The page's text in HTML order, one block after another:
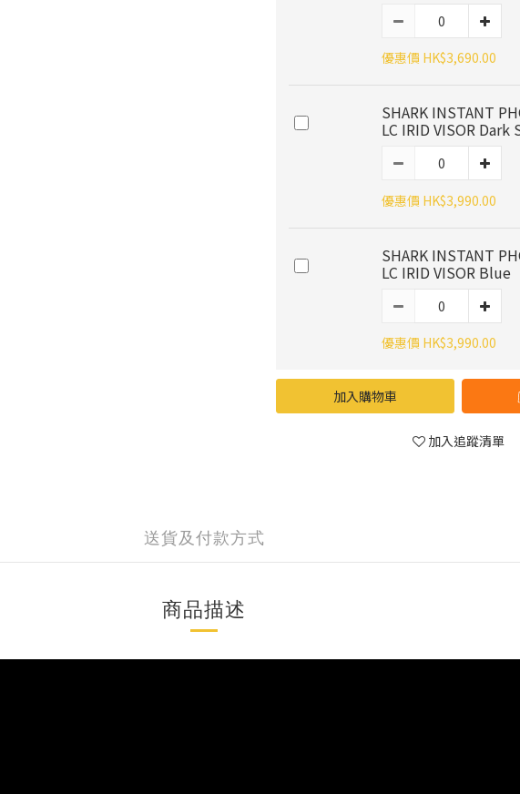
優惠價 HK$3,690.00
SHARK INSTANT
LC IRID VISOR Dark
優惠價 HK$3,990.00
SHARK INSTANT
LC IRID VISOR Blue
優惠價 HK$3,990.00
加入購物車
加入追蹤清單
送貨及付款方式
商品描述